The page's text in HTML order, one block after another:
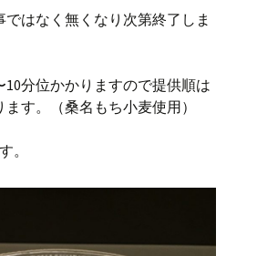
ではなく無くなり次第終了しま
分位かかりますので提供順は
す。（桑名もち小麦使用）
。